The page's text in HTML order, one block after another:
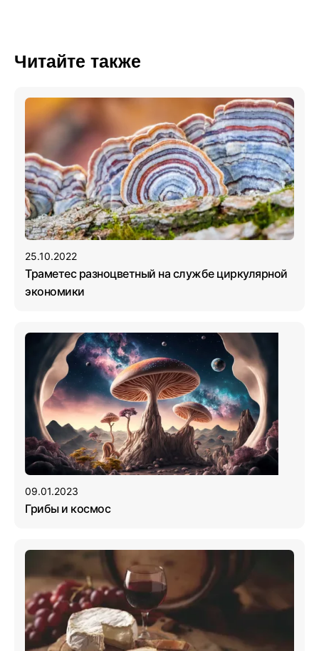
Читайте также
25.10.2022
Траметес разноцветный на службе циркулярной
экономики
09.01.2023
Грибы и космос